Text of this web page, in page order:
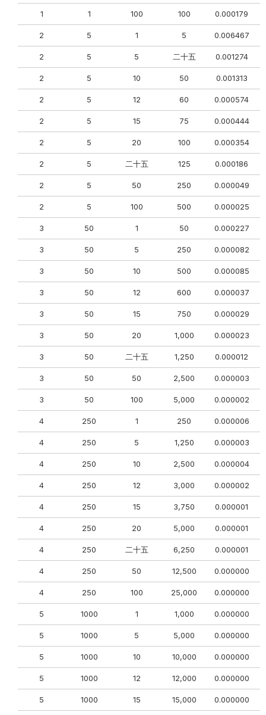
1 1 100 100 0.000179
2 5 1 5 0.006467
2 5 5 二十五 0.001274
2 5 10 50 0.001313
2 5 12 60 0.000574
2 5 15 75 0.000444
2 5 20 100 0.000354
2 5 二十五 125 0.000186
2 5 50 250 0.000049
2 5 100 500 0.000025
3 50 1 50 0.000227
3 50 5 250 0.000082
3 50 10 500 0.000085
3 50 12 600 0.000037
3 50 15 750 0.000029
3 50 20 1,000 0.000023
3 50 二十五 1,250 0.000012
3 50 50 2,500 0.000003
3 50 100 5,000 0.000002
4 250 1 250 0.000006
4 250 5 1,250 0.000003
4 250 10 2,500 0.000004
4 250 12 3,000 0.000002
4 250 15 3,750 0.000001
4 250 20 5,000 0.000001
4 250 二十五 6,250 0.000001
4 250 50 12,500 0.000000
4 250 100 25,000 0.000000
5 1000 1 1,000 0.000000
5 1000 5 5,000 0.000000
5 1000 10 10,000 0.000000
5 1000 12 12,000 0.000000
5 1000 15 15,000 0.000000